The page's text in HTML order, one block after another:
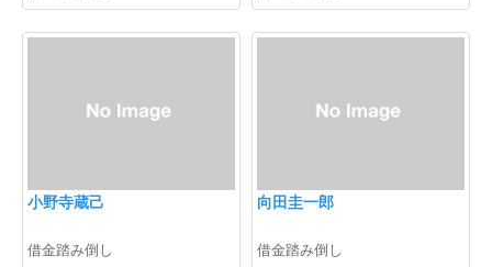
小野寺蔵己
借金踏み倒し
向田圭一郎
借金踏み倒し